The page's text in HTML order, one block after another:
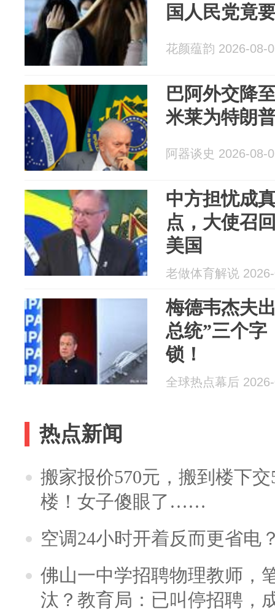
国人民党竟
花颜蕴韵 2026-08-
巴阿外交降
米莱为特朗
阿器谈史 2026-08-
中方担忧成
点，大使召
美国
老做体育解说
梅德韦杰夫
总统”三个字
锁！
全球热点幕后
热点新闻
搬家报价570元，搬到楼下
楼！女子傻眼了……
空调24小时开着反而更省电
佛山一中学招聘物理教师，
汰？教育局：已叫停招聘，